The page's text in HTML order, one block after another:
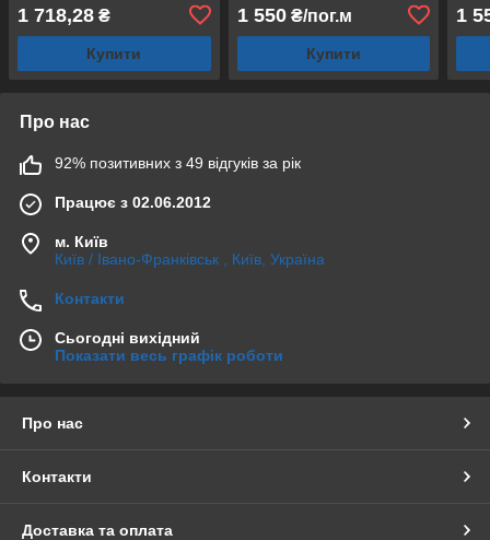
1 718,28 ₴
Купити
1 550₴/пог.м
Купити
1
Про нас
92% позитивних з 49 відгуків за рік
Працює з 02.06.2012
м. Київ
Київ / Івано-Франківськ , Київ, Україна
Контакти
Сьогодні вихідний
Показати весь графік роботи
Про нас
Контакти
Доставка та оплата